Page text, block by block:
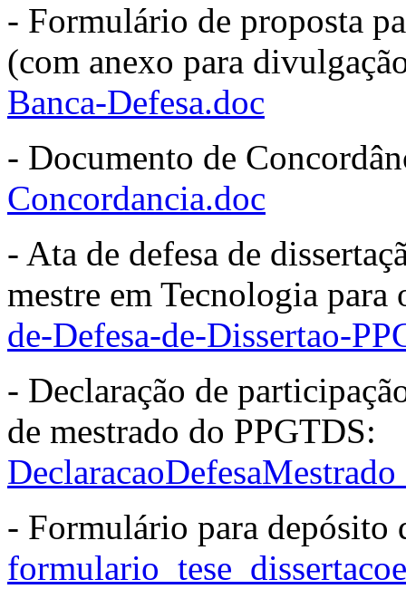
- Formulário de proposta
(com anexo para
Banca-Defesa.doc
- Documento de
Concordancia.doc
- Ata de defesa de
mestre em Tecnologia
de-Defesa-de-Dissertao-
- Declaração de
de mestrado do PPGTDS:
- Formulário para depósito